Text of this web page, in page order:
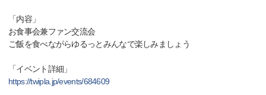
「内容」
お食事会兼ファン交流会
ご飯を食べながらゆるっとみんなで楽しみましょう
「イベント詳細」
https://twipla.jp/events/684609